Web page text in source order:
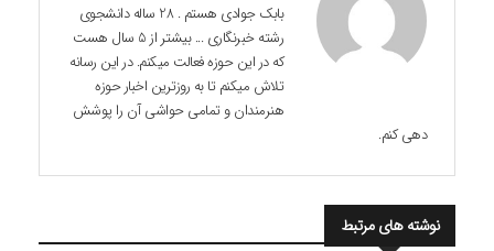
بابک جوادی هستم . 28 ساله دانشجوی
رشته خبرنگاری ... بیشتر از 5 سال هست
که در این حوزه فعالت میکنم. در این رسانه
تلاش میکنم تا به روزترین اخبار حوزه
هنرمندان و تمامی حواشی آن را پوشش
دهی کنم.
نوشته های مرتبط